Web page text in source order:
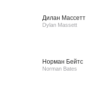
Дилан Массетт
Dylan Massett
Норман Бейтс
Norman Bates